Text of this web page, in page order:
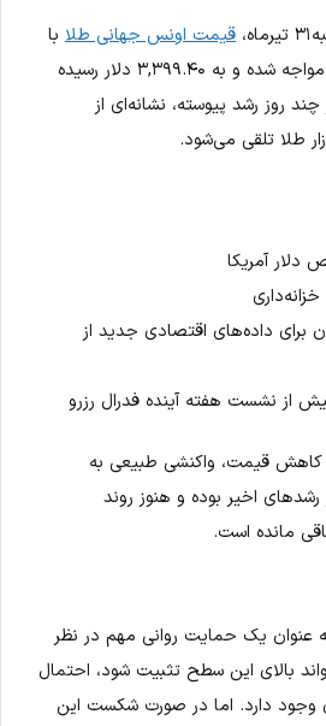
قیمت اونس جهانی طلا با
افتی معادل ۰.۳۳ درصد مواجه شده و به ۳,۳۹۹.۴۰ دلار رسیده
روز رشد پیوسته، نشانه‌ای از
طلا تلقی می‌شود.
آمریکا
برای داده‌های اقتصادی جدید از
از نشست هفته آینده فدرال رزرو
کاهش قیمت، واکنشی طبیعی به
رشدهای اخیر بوده و هنوز روند
مانده است.
اکنون به عنوان یک حمایت روانی مهم در نظر
بالای این سطح تثبیت شود، احتمال
دارد. اما در صورت شکست این